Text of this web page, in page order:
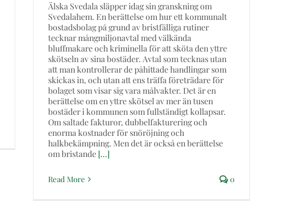
Älska Svedala släpper idag sin granskning om
Svedalahem. En berättelse om hur ett kommunalt
bostadsbolag på grund av bristfälliga rutiner
tecknar mångmiljonavtal med välkända
bluffmakare och kriminella för att sköta den yttre
skötseln av sina bostäder. Avtal som tecknas utan
att man kontrollerar de påhittade handlingar som
skickas in, och utan att ens träffa företrädare för
bolaget som visar sig vara målvakter. Det är en
berättelse om en yttre skötsel av mer än tusen
bostäder i kommunen som fullständigt kollapsar.
Om saltade fakturor, dubbelfakturering och
enorma kostnader för snöröjning och
halkbekämpning. Men det är också en berättelse
om bristande[...]
Read More 0